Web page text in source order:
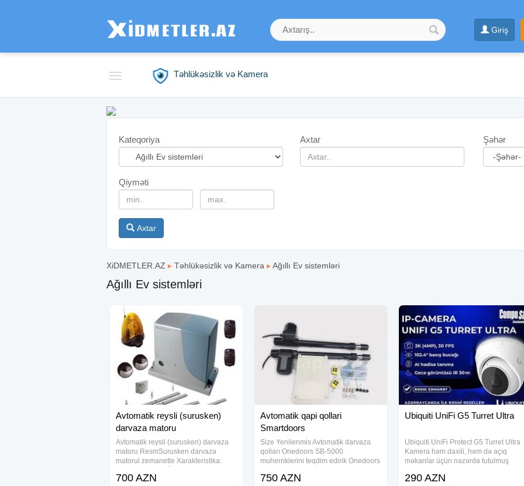
Giriş
Təhlükəsizlik və Kamera
Kateqoriya Axtar Şəhər
Qiyməti
Axtar
XiDMETLER.AZ ▸ Təhlükəsizlik və Kamera ▸Ağıllı Ev sistemləri
Ağıllı Ev sistemləri
Avtomatik reysli (surusken)
darvaza matoru
Avtomatik reysli (surusken) darvaza
matoru ResmSurusken darvaza
matorui zemanetle Xarakteristika:
<>Maksimal çəki 1200 kq <>Maksimal
700 AZN
Avtomatik qapi qollari
Smartdoors
Size Yenilenmis Avtomatik darvaza
qolları Onedoors SB-5000
muherriklerini teqdim edirik Onedoors
Maksimal Ceki-400 kq ● Maksimal en
750 AZN
Ubiquiti UniFi G5 Turret Ultra
Ubiquiti UniFi Protect G5 Turret Ultra
Kamera həm daxili, həm də açıq
məkanlar üçün nəzərdə tutulmuş
model yüksək keyfiyyətli görüntü,
290 AZN